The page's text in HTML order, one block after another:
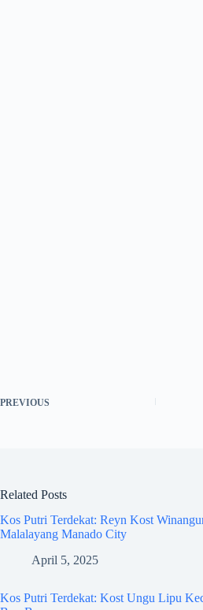
PREVIOUS
Related Posts
Kos Putri Terdekat: Reyn Kost
Malalayang Manado City
April 5, 2025
Kos Putri Terdekat: Kost Ungu Lipu